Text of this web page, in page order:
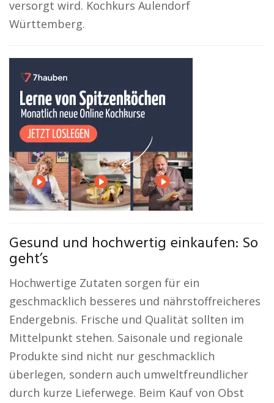
versorgt wird. Kochkurs Aulendorf
Württemberg.
Gesund und hochwertig einkaufen: So
geht’s
Hochwertige Zutaten sorgen für ein
geschmacklich besseres und nährstoffreicheres
Endergebnis. Frische und Qualität sollten im
Mittelpunkt stehen. Saisonale und regionale
Produkte sind nicht nur geschmacklich
überlegen, sondern auch umweltfreundlicher
durch kurze Lieferwege. Beim Kauf von Obst